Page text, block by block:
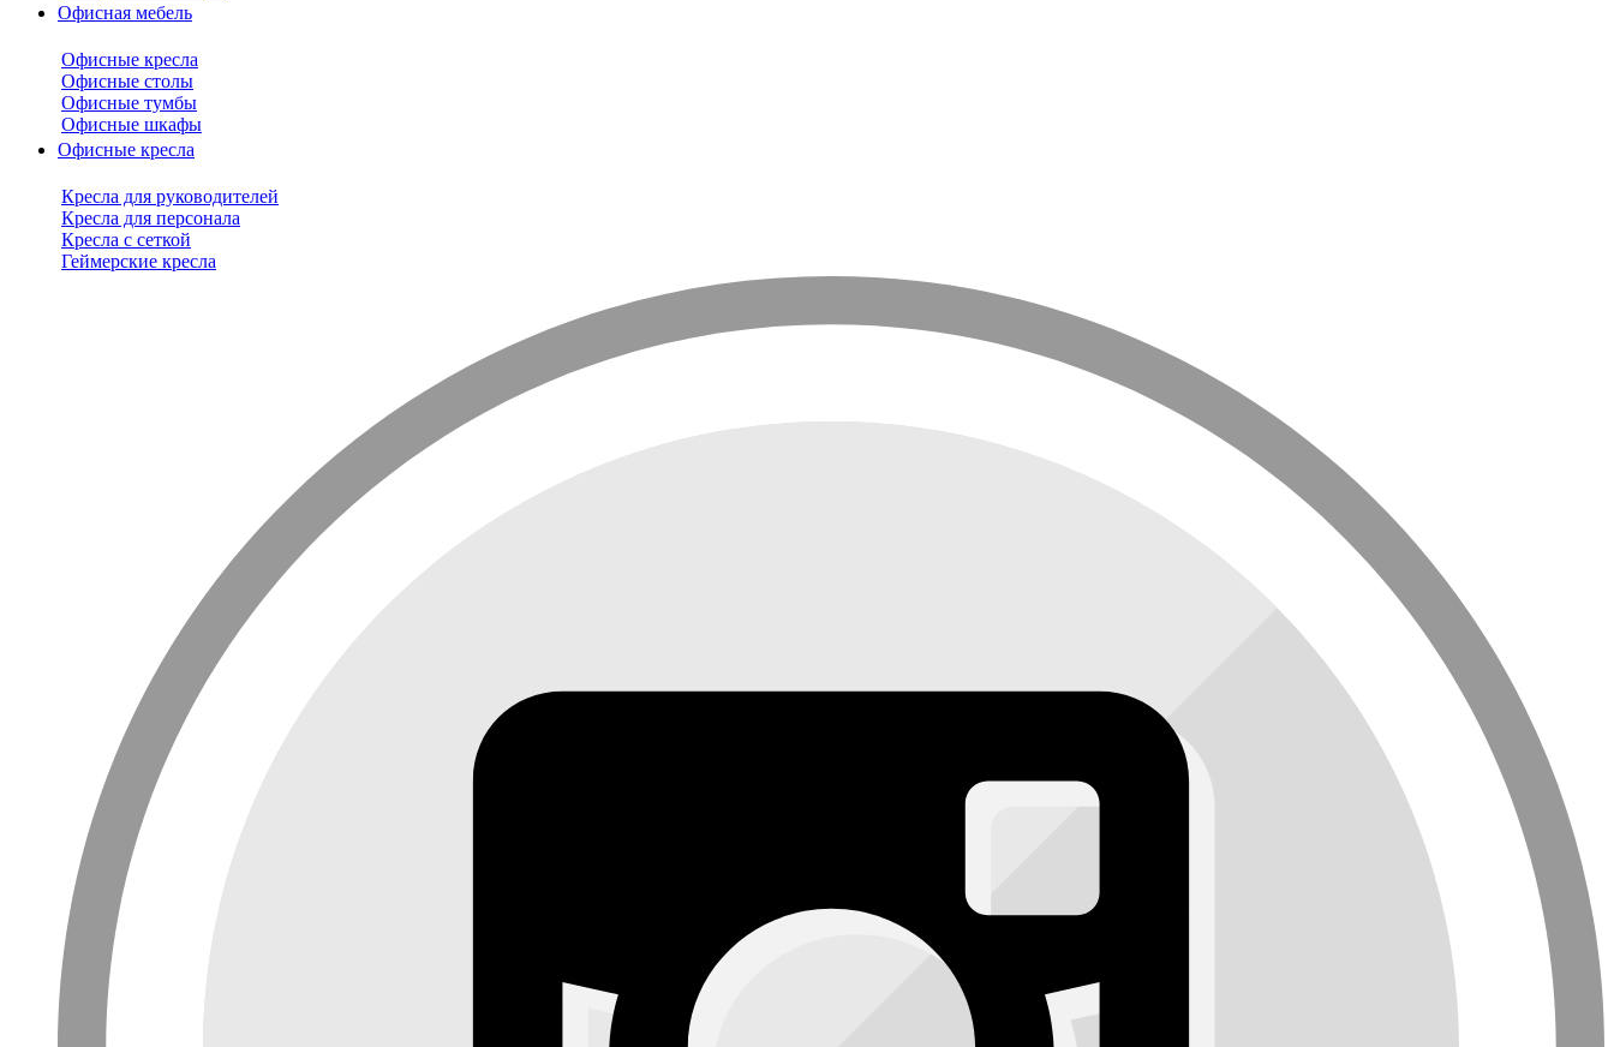
Офисная мебель
Офисные кресла
Офисные столы
Офисные тумбы
Офисные шкафы
Офисные кресла
Кресла для руководителей
Кресла для персонала
Кресла с сеткой
Геймерские кресла